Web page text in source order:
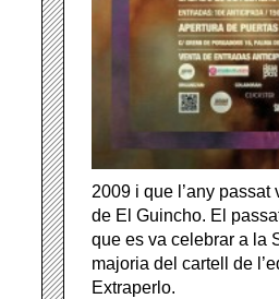
2009 i que l’any
de El Guincho. El
que es va celebrar a la
majoria del cartell de
Extraperlo.